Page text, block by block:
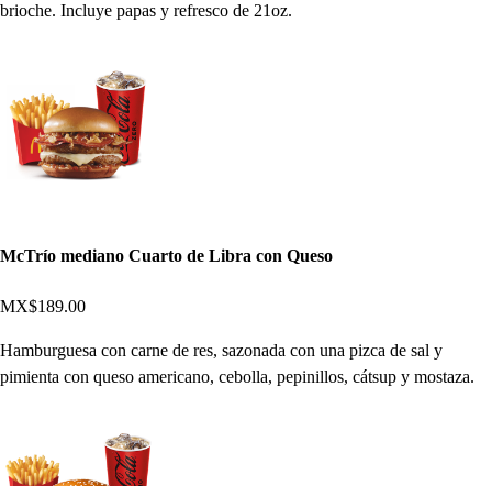
brioche. Incluye papas y refresco de 21oz.
McTrío mediano Cuarto de Libra con Queso
MX$189.00
Hamburguesa con carne de res, sazonada con una pizca de sal y
pimienta con queso americano, cebolla, pepinillos, cátsup y mostaza.